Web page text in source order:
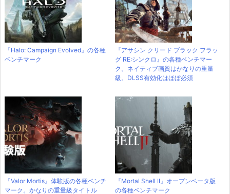
『Halo: Campaign Evolved』の各種
ベンチマーク
『アサシン クリード ブラック フラッ
グ RE:シンクロ』の各種ベンチマー
ク。ネイティブ画質はかなりの重量
級。DLSS有効化はほぼ必須
『Valor Mortis』体験版の各種ベンチ
マーク。かなりの重量級タイトル
『Mortal Shell II』オープンベータ版
の各種ベンチマーク